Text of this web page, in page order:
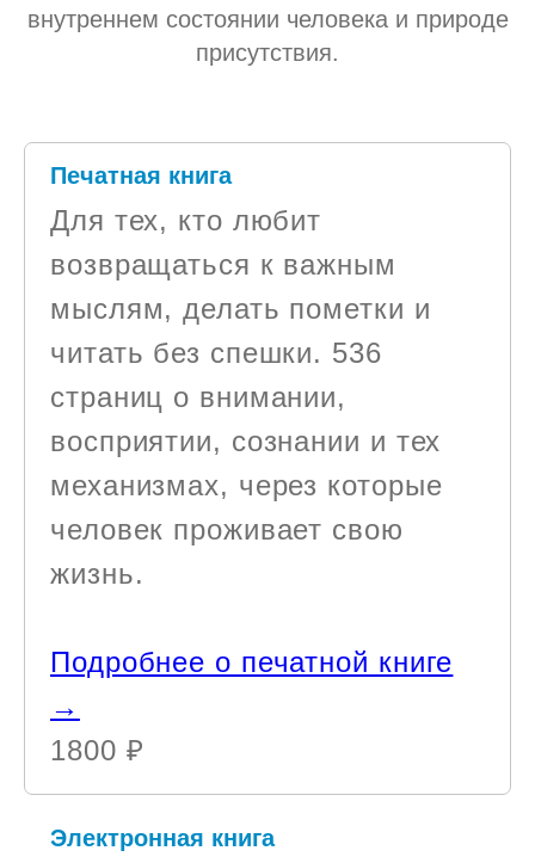
внутреннем состоянии человека и природе
присутствия.
Печатная книга
Для тех, кто любит
возвращаться к важным
мыслям, делать пометки и
читать без спешки. 536
страниц о внимании,
восприятии, сознании и тех
механизмах, через которые
человек проживает свою
жизнь.
Подробнее о печатной книге
→
1800 ₽
Электронная книга